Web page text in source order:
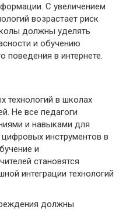
С увеличением
возрастает риск
должны уделять
и обучению
поведения в интернете.
технологий в школах
Не все педагоги
и навыками для
инструментов в
и
становятся
интеграции технологий
должны